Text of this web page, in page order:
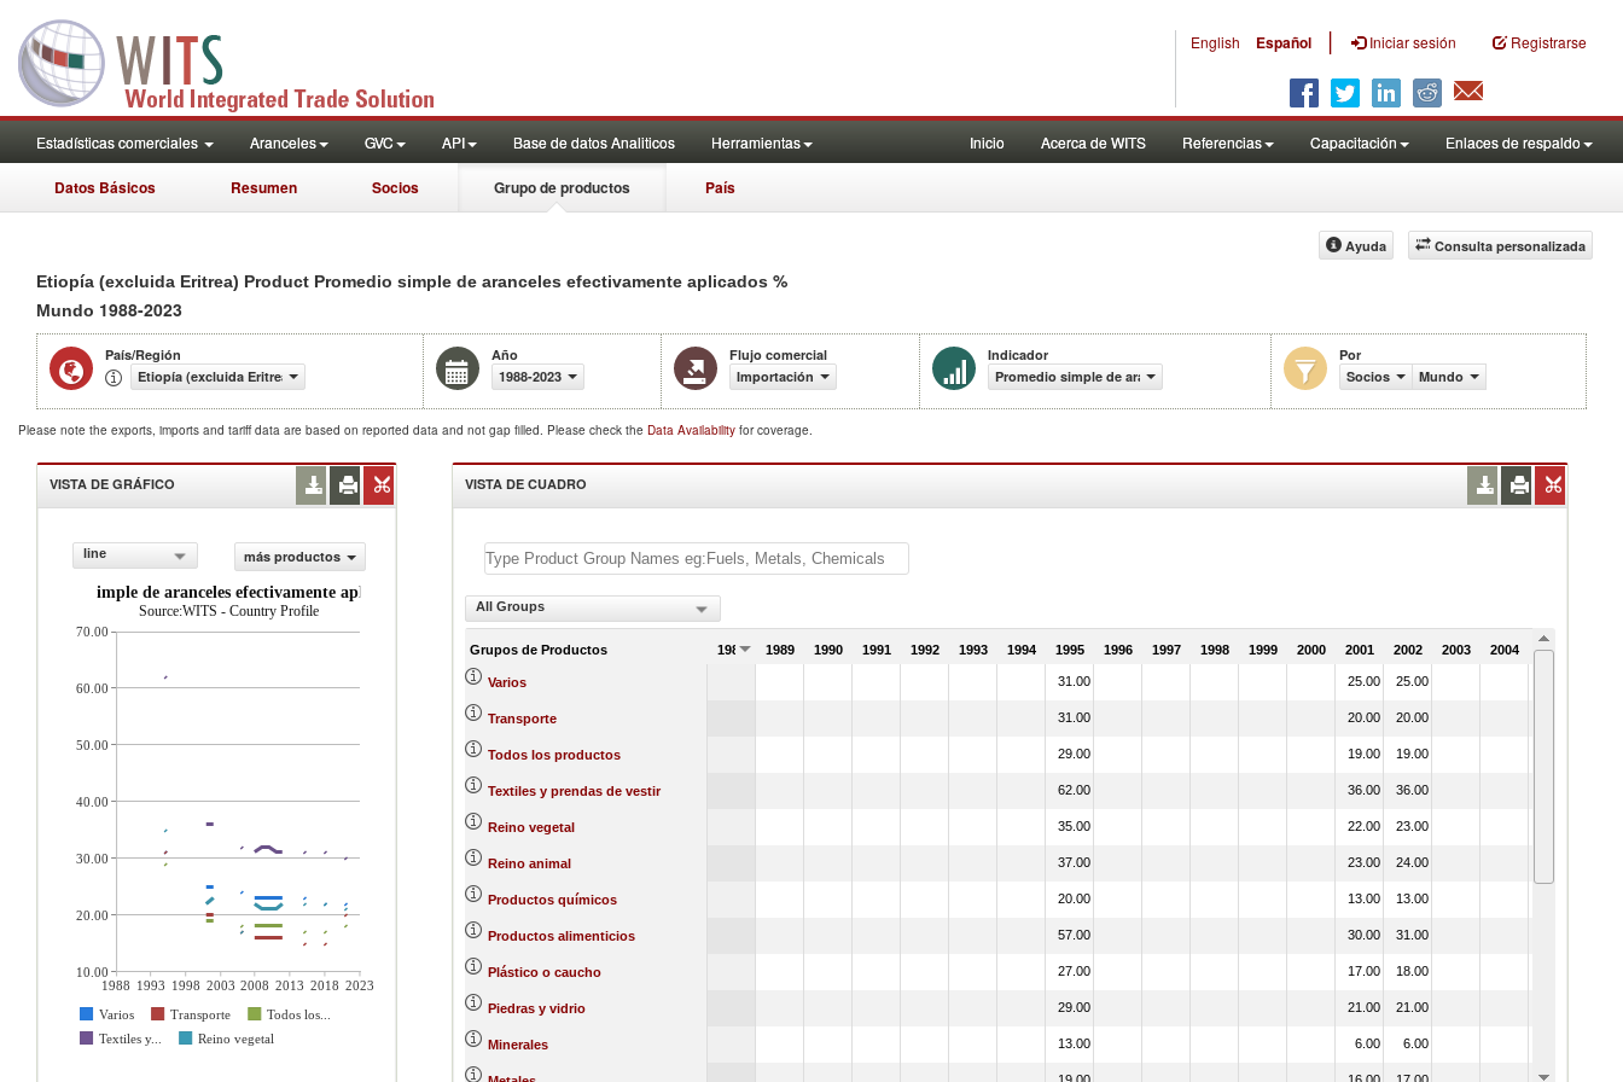
English Español | Iniciar sesión Registrarse
Estadísticas comerciales Aranceles GVC API Base de datos Analiticos Herramientas Inicio Acerca de WITS Referencias Capacitación Enlaces de respaldo
Datos Básicos Resumen Socios Grupo de productos País
Consulta personalizada
Ayuda
Etiopía (excluida Eritrea) Product Promedio simple de aranceles efectivamente aplicados %
Mundo 1988-2023
País/Región
Etiopía (excluida Eritrea)
Año
1988-2023
Flujo comercial
Importación
Indicador
Promedio simple de aranceles efectivamente aplicados (%)
Por
Socios
Mundo
Please note the exports, imports and tariff data are based on reported data and not gap filled. Please check the Data Availability for coverage.
VISTA DE GRÁFICO
line
más productos
Promedio simple de aranceles efectivamente aplicados (%)
Source:WITS - Country Profile
1988 1993 1998 2003 2008 2013 2018 2023
Varios
Transporte
Todos los...
Textiles y...
Reino vegetal
70.00
60.00
50.00
40.00
30.00
20.00
10.00
VISTA DE CUADRO
All Groups
Grupos de Productos 1988 1989 1990 1991 1992 1993 1994 1995 1996 1997 1998 1999 2000 2001 2002 2003 2004 2005
Varios 31.00 25.00 25.00
Transporte 31.00 20.00 20.00
Todos los productos 29.00 19.00 19.00
Textiles y prendas de vestir 62.00 36.00 36.00
Reino vegetal 35.00 22.00 23.00
Reino animal 37.00 23.00 24.00
Productos químicos 20.00 13.00 13.00
Productos alimenticios 57.00 30.00 31.00
Plástico o caucho 27.00 17.00 18.00
Piedras y vidrio 29.00 21.00 21.00
Minerales 13.00 6.00 6.00
19.00 16.00 17.00